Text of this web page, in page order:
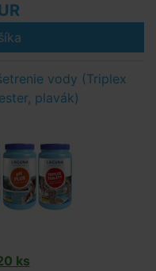
vody (Triplex
plavák)
ks